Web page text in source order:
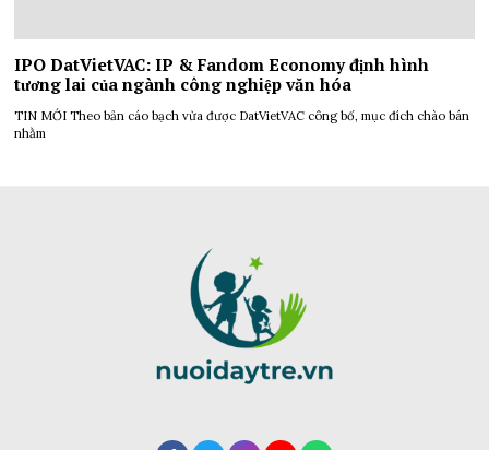
IPO DatVietVAC: IP & Fandom Economy định hình
tương lai của ngành công nghiệp văn hóa
TIN MỚI Theo bản cáo bạch vừa được DatVietVAC công bố, mục đích chào bán
nhằm